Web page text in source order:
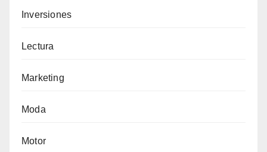
Inversiones
Lectura
Marketing
Moda
Motor